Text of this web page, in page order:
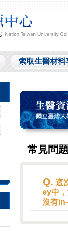
索取生醫材料
常見問
Q. 這
ey中
沒有